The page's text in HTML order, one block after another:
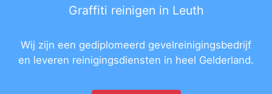
Graffiti reinigen in Leuth
Wij zijn een gediplomeerd gevelreinigingsbedrijf
en leveren reinigingsdiensten in heel Gelderland.